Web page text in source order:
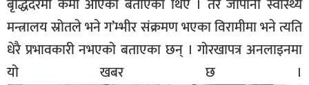
बृद्धिदरमा कमी आएको बताएका थिए । तर जापानी स्वास्थ्य
मन्त्रालय स्रोतले भने ग’म्भीर संक्रमण भएका विरामीमा भने त्यति
धेरै प्रभावकारी नभएको बताएका छन् । गोरखापत्र अनलाइनमा
यो खबर छ ।